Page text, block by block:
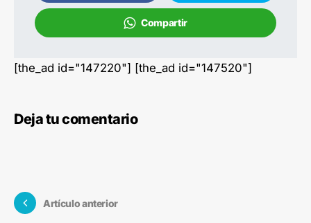
Compartir
[the_ad id="147220"] [the_ad id="147520"]
Deja tu comentario
Artículo anterior